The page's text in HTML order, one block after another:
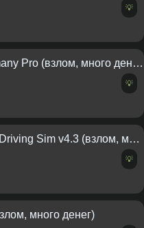
💡
Driving Zone: Germany Pro (взлом, много денег)
💡
Racing Xperience: Driving Sim v4.3 (взлом, много денег)
💡
много денег)